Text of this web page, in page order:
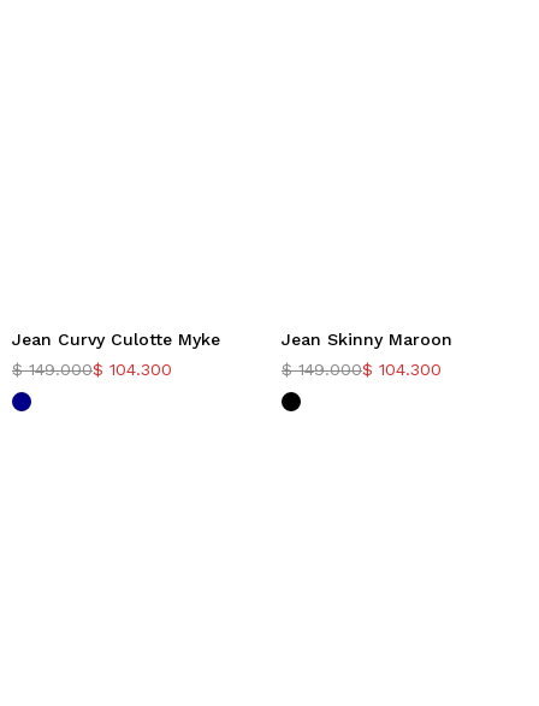
-30%
Jean Curvy Culotte Myke
$149.000$ 104.300
-30%
Jean Skinny Maroon
$149.000$ 104.300